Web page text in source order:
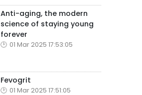
Anti-aging, the modern
science of staying young
forever
01 Mar 2025 17:53:05
Fevogrit
01 Mar 2025 17:51:05